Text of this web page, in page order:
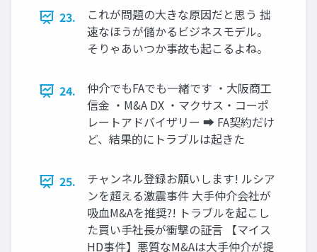
23.
これが問題の大きな原因だと思う 拙
速なほうが儲かるビジネスモデル。
そりゃあいつか事故も起こるよね。
24.
仲介でもFAでも一緒です ・大阪商工
信金 ・M&A DX ・マクサス・コーポ
レートアドバイザリー ➡ FA契約だけ
ど、結果的にトラブルは起きた
25.
チャンネル登録お願いします! ルシア
ンを超える激震事件 大手仲介会社が
吸血M&Aを推奨?! トラブルを起こし
た買い手社長が衝撃の証言 【マイス
HD事件】悪質なM&Aは大手仲介が提